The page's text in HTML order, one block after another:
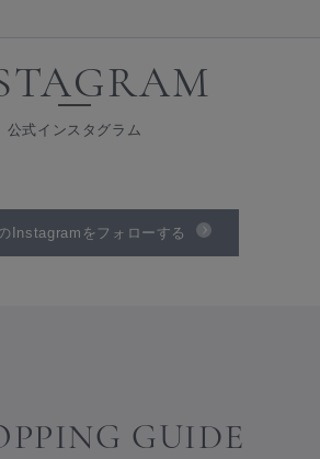
公式インスタグラム
Instagramをフォローする
GUIDE